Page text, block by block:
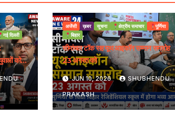
नई दिल्ली
को
अजेंसी ख़बर सूचना क्षेत्रीय समाचार
पूर्णिया
बिहार
सीमांचल टॉक सह यूथ आइकॉन सम्मान समारोह
23 अगस्त को
JUN 10, 2026 SHUBHENDU
PRAKASH